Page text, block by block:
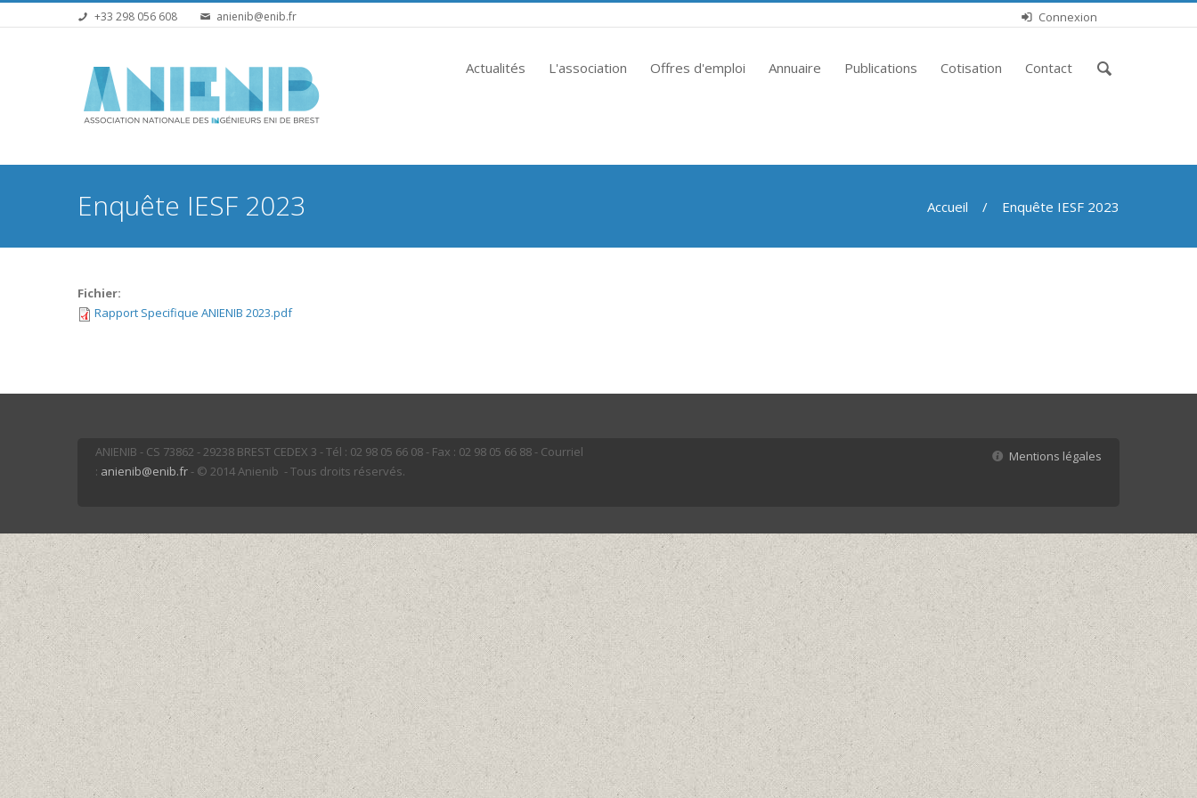
Aller au contenu principal+33 298 056 608 anienib@enib.fr Connexion
Actualités L'association Offres d'emploi Annuaire Publications Cotisation Contact
Saisissez
vos
Enquête IESF 2023 Accueil / Enquête IESF 2023
Fichier:
Rapport Specifique ANIENIB 2023.pdf
ANIENIB - CS 73862 - 29238 BREST CEDEX 3 - Tél : 02 98 05 66 08 - Fax : 02 98 05 66 88 - Courriel
: anienib@enib.fr - © 2014 Anienib - Tous droits réservés.
Mentions légales